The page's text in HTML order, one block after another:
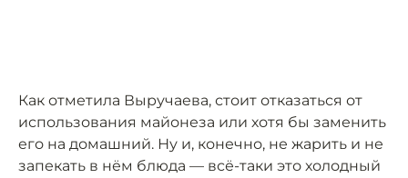
Как отметила Выручаева, стоит отказаться от
использования майонеза или хотя бы заменить
его на домашний. Ну и, конечно, не жарить и не
запекать в нём блюда — всё-таки это холодный